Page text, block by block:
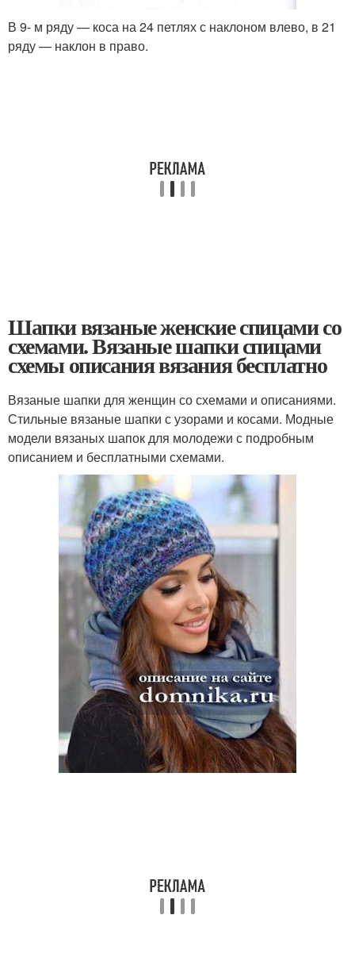
В 9- м ряду — коса на 24 петлях с наклоном влево, в 21
ряду — наклон в право.
Шапки вязаные женские спицами со
схемами. Вязаные шапки спицами
схемы описания вязания бесплатно
Вязаные шапки для женщин со схемами и описаниями.
Стильные вязаные шапки с узорами и косами. Модные
модели вязаных шапок для молодежи с подробным
описанием и бесплатными схемами.